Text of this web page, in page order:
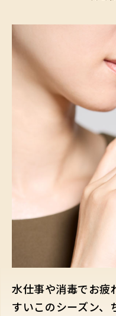
水仕事や消毒でお疲
すいこのシーズン、